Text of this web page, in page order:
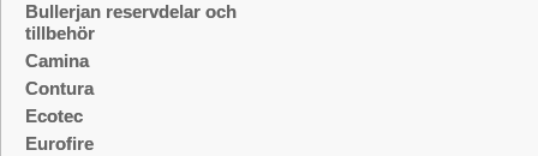
Bullerjan reservdelar och
tillbehör
Camina
Contura
Ecotec
Eurofire